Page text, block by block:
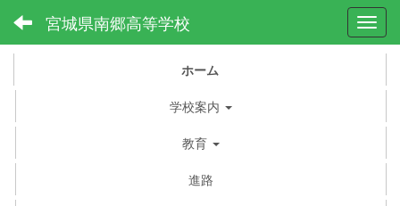
宮城県南郷高等学校
ホーム
学校案内
教育
進路